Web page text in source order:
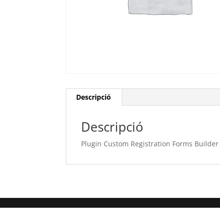
Descripció
Descripció
Plugin Custom Registration Forms Builder